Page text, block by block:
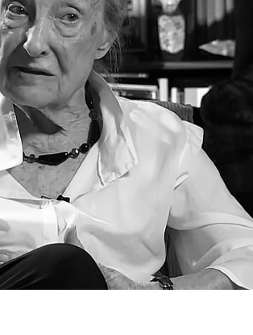
BIZKOLEGIJUM
BMW BIZNIS LIGA
BIZLIFE WEEK
IZJAVA GODINE
BIZLIFE WEEK
IZJAVA GODINE